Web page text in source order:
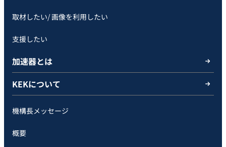
取材したい/ 画像を利用したい
支援したい
加速器とは
KEKについて
機構長メッセージ
概要